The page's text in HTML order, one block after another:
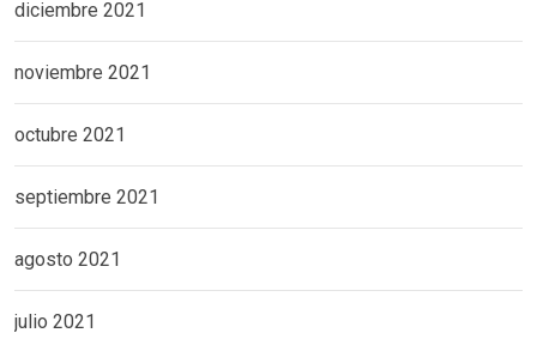
diciembre 2021
noviembre 2021
octubre 2021
septiembre 2021
agosto 2021
julio 2021